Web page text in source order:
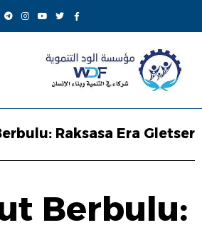
Raksasa Era Gletser
Berbulu: